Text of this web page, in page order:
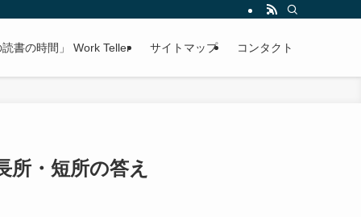
書の時間」 Work Teller サイトマップ コンタクト
・短所の答え